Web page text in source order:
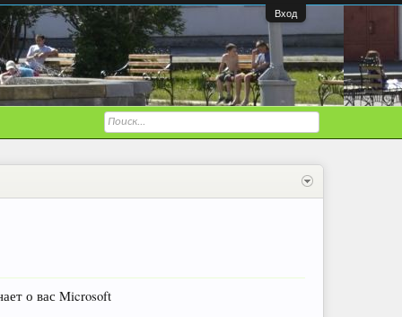
Вход
о вас Microsoft